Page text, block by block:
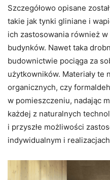
Szczegółowo opisane
takie jak tynki gliniane i
ich zastosowania również
budynków. Nawet taka
budownictwie pociąga za
użytkowników. Materiały
organicznych, czy
w pomieszczeniu, nadając
każdej z naturalnych
i przyszłe możliwości
indywidualnym i